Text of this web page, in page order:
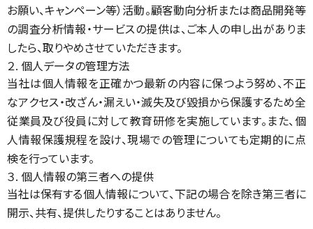
お願い、キャンペーン等）活動。顧客動向分析または商品開発等
の調査分析情報・サービスの提供は、ご本人の申し出がありま
したら、取りやめさせていただきます。
２. 個人データの管理方法
当社は個人情報を正確かつ最新の内容に保つよう努め、不正
なアクセス・改ざん・漏えい・滅失及び毀損から保護するため全
従業員及び役員に対して教育研修を実施しています。また、個
人情報保護規程を設け、現場での管理についても定期的に点
検を行っています。
３. 個人情報の第三者への提供
当社は保有する個人情報について、下記の場合を除き第三者に
開示、共有、提供したりすることはありません。